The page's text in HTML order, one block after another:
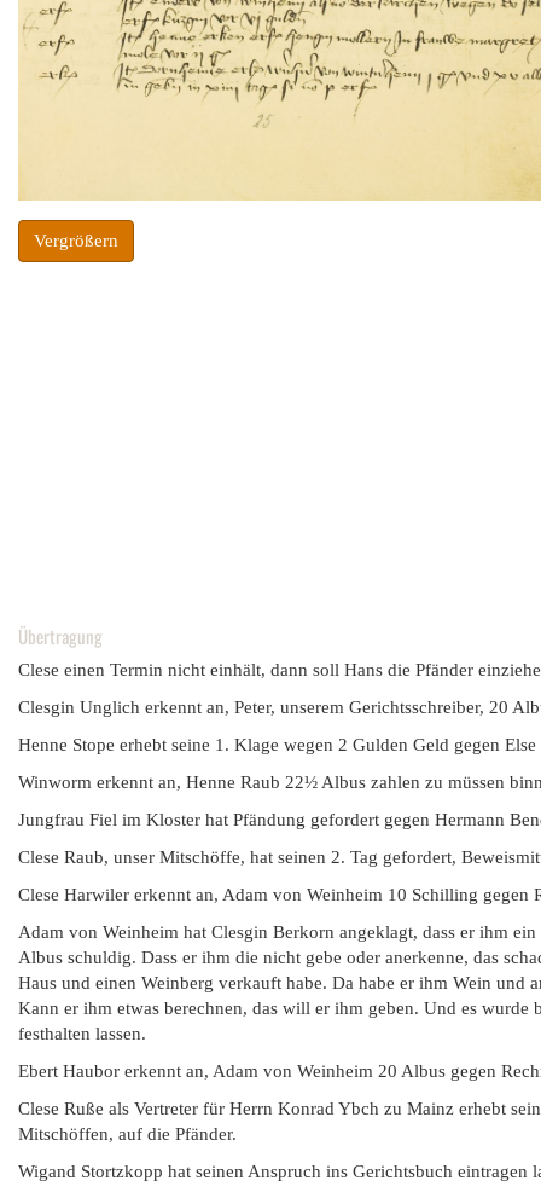
Vergrößern
Übertragung
Clese einen Termin nicht einhält, dann soll Hans die Pfänder
Clesgin Unglich erkennt an, Peter, unserem Gerichtsschreiber, 20
Henne Stope erhebt seine 1. Klage wegen 2 Gulden Geld gegen
Winworm erkennt an, Henne Raub 22½ Albus zahlen zu müssen
Jungfrau Fiel im Kloster hat Pfändung gefordert gegen Hermann
Clese Raub, unser Mitschöffe, hat seinen 2. Tag gefordert,
Clese Harwiler erkennt an, Adam von Weinheim 10 Schilling
Adam von Weinheim hat Clesgin Berkorn angeklagt, dass er ihm
Albus schuldig. Dass er ihm die nicht gebe oder anerkenne, das
Haus und einen Weinberg verkauft habe. Da habe er ihm Wein und
Kann er ihm etwas berechnen, das will er ihm geben. Und es wurde
festhalten lassen.
Ebert Haubor erkennt an, Adam von Weinheim 20 Albus gegen
Clese Ruße als Vertreter für Herrn Konrad Ybch zu Mainz erhebt
Mitschöffen, auf die Pfänder.
Wigand Stortzkopp hat seinen Anspruch ins Gerichtsbuch eintragen